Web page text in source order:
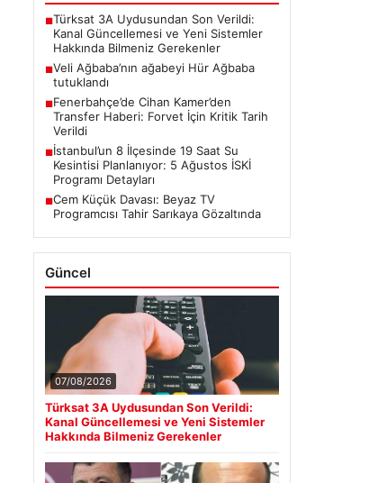
■Türksat 3A Uydusundan Son Verildi:
Kanal Güncellemesi ve Yeni Sistemler
Hakkında Bilmeniz Gerekenler
■Veli Ağbaba’nın ağabeyi Hür Ağbaba
tutuklandı
■Fenerbahçe’de Cihan Kamer’den
Transfer Haberi: Forvet İçin Kritik Tarih
Verildi
■İstanbul’un 8 İlçesinde 19 Saat Su
Kesintisi Planlanıyor: 5 Ağustos İSKİ
Programı Detayları
■Cem Küçük Davası: Beyaz TV
Programcısı Tahir Sarıkaya Gözaltında
Güncel
07/08/2026
Türksat 3A Uydusundan Son Verildi:
Kanal Güncellemesi ve Yeni Sistemler
Hakkında Bilmeniz Gerekenler